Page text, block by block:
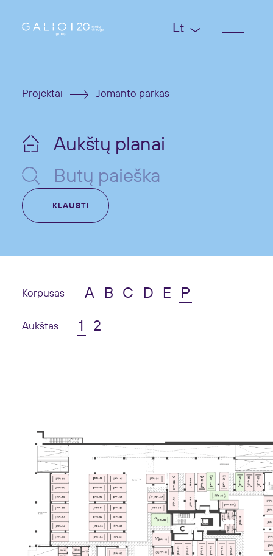
Lt
Projektai Jomanto parkas
Aukštų planai
Butų paieška
KLAUSTI
Korpusas A B C D E P
Aukštas 1 2